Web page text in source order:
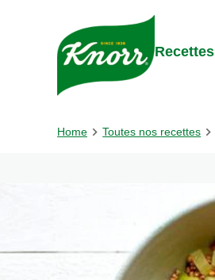
Skip to:
Recettes
Home Toutes nos recettes